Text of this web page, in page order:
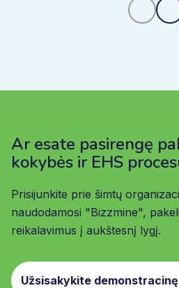
Ar esate pasirengę
kokybės ir EHS
Prisijunkite prie šimtų
naudodamosi "Bizzmine",
reikalavimus į aukštesnį lygį.
Užsisakykite